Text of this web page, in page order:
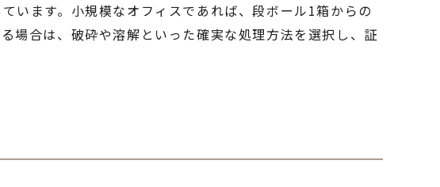
います。小規模なオフィスであれば、段ボール1箱からの
場合は、破砕や溶解といった確実な処理方法を選択し、証